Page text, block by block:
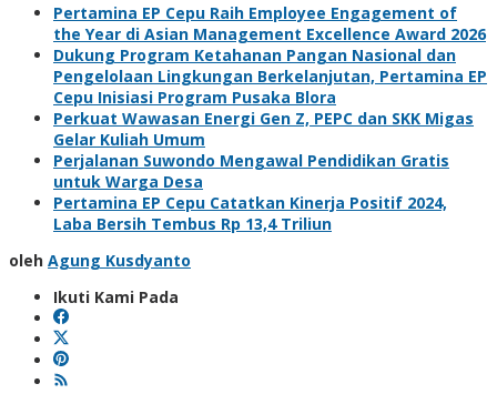
Pertamina EP Cepu Raih Employee Engagement of
the Year di Asian Management Excellence Award 2026
Dukung Program Ketahanan Pangan Nasional dan
Pengelolaan Lingkungan Berkelanjutan, Pertamina EP
Cepu Inisiasi Program Pusaka Blora
Perkuat Wawasan Energi Gen Z, PEPC dan SKK Migas
Gelar Kuliah Umum
Perjalanan Suwondo Mengawal Pendidikan Gratis
untuk Warga Desa
Pertamina EP Cepu Catatkan Kinerja Positif 2024,
Laba Bersih Tembus Rp 13,4 Triliun
oleh Agung Kusdyanto
Ikuti Kami Pada